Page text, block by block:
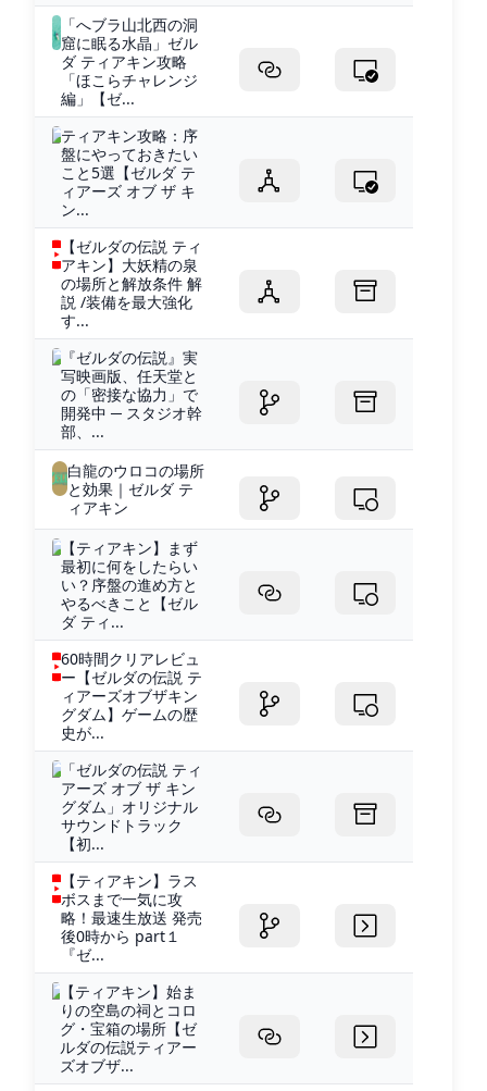
「へブラ山北西の洞
窟に眠る水晶」ゼル
ダ ティアキン攻略
「ほこらチャレンジ
編」【ゼ...
ティアキン攻略：序
盤にやっておきたい
こと5選【ゼルダ テ
ィアーズ オブ ザ キ
ン...
【ゼルダの伝説 ティ
アキン】大妖精の泉
の場所と解放条件 解
説 /装備を最大強化
す...
『ゼルダの伝説』実
写映画版、任天堂と
の「密接な協力」で
開発中 ─ スタジオ幹
部、...
白龍のウロコの場所
と効果｜ゼルダ テ
ィアキン
【ティアキン】まず
最初に何をしたらい
い？序盤の進め方と
やるべきこと【ゼル
ダ ティ...
60時間クリアレビュ
ー【ゼルダの伝説 テ
ィアーズオブザキン
グダム】ゲームの歴
史が...
「ゼルダの伝説 ティ
アーズ オブ ザ キン
グダム」オリジナル
サウンドトラック
【初...
【ティアキン】ラス
ボスまで一気に攻
略！最速生放送 発売
後0時から part１
『ゼ...
【ティアキン】始ま
りの空島の祠とコロ
グ・宝箱の場所【ゼ
ルダの伝説ティアー
ズオブザ...